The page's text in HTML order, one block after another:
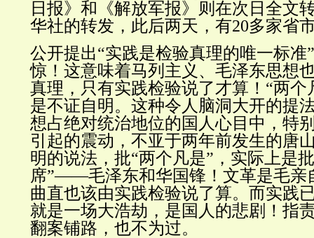
日报》和《解放军报》则在次日全文
华社的转发，此后两天，有20多家省
公开提出“实践是检验真理的唯一标准
惊！这意味着马列主义、毛泽东思想
真理，只有实践检验说了才算！“两个
是不证自明。这种令人脑洞大开的提
想占绝对统治地位的国人心目中，特
引起的震动，不亚于两年前发生的唐
明的说法，批“两个凡是”，实际上是
席”——毛泽东和华国锋！文革是毛亲
曲直也该由实践检验说了算。而实践
就是一场大浩劫，是国人的悲剧！指
翻案铺路，也不为过。